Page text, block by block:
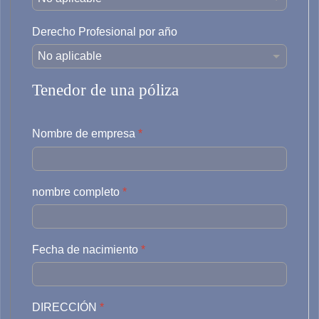
Seguro de coche
Seguro de furgoneta
Seguro de moto
Tráiler
Camión
Seguro de taxi
Flota
Derecho Profesional por año
Tenedor de una póliza
Nombre de empresa *
nombre completo *
Fecha de nacimiento *
DIRECCIÓN *